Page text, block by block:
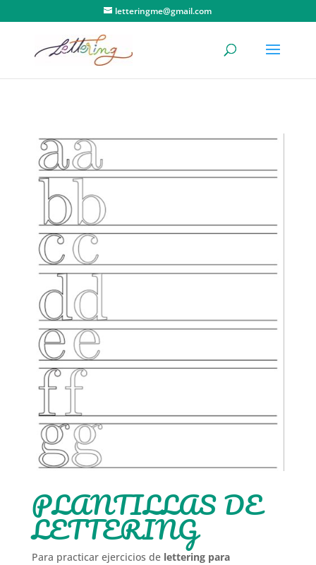
letteringme@gmail.com
PLANTILLAS DE
LETTERING
Para practicar ejercicios de lettering para